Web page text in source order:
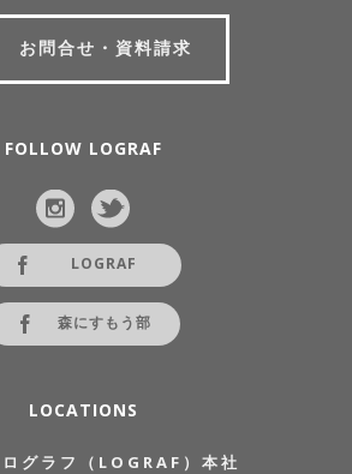
お問合せ・資料請求
FOLLOW LOGRAF
LOGRAF
森にすもう部
LOCATIONS
グラフ（LOGRAF）本社